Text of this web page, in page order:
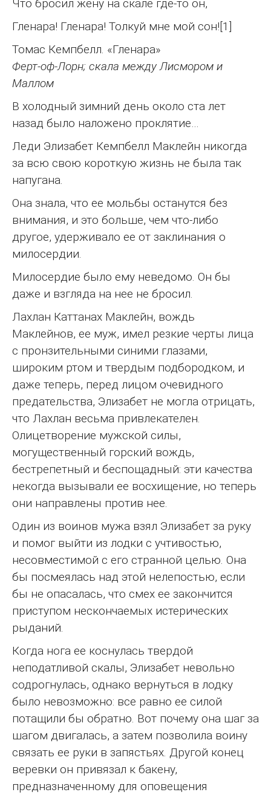
Что бросил жену на скале где-то он,
Гленара! Гленара! Толкуй мне мой сон![1]
Томас Кемпбелл. «Гленара»
Ферт-оф-Лорн; скала между Лисмором и
Маллом
В холодный зимний день около ста лет
назад было наложено проклятие…
Леди Элизабет Кемпбелл Маклейн никогда
за всю свою короткую жизнь не была так
напугана.
Она знала, что ее мольбы останутся без
внимания, и это больше, чем что-либо
другое, удерживало ее от заклинания о
милосердии.
Милосердие было ему неведомо. Он бы
даже и взгляда на нее не бросил.
Лахлан Каттанах Маклейн, вождь
Маклейнов, ее муж, имел резкие черты лица
с пронзительными синими глазами,
широким ртом и твердым подбородком, и
даже теперь, перед лицом очевидного
предательства, Элизабет не могла отрицать,
что Лахлан весьма привлекателен.
Олицетворение мужской силы,
могущественный горский вождь,
бестрепетный и беспощадный: эти качества
некогда вызывали ее восхищение, но теперь
они направлены против нее.
Один из воинов мужа взял Элизабет за руку
и помог выйти из лодки с учтивостью,
несовместимой с его странной целью. Она
бы посмеялась над этой нелепостью, если
бы не опасалась, что смех ее закончится
приступом нескончаемых истерических
рыданий.
Когда нога ее коснулась твердой
неподатливой скалы, Элизабет невольно
содрогнулась, однако вернуться в лодку
было невозможно: все равно ее силой
потащили бы обратно. Вот почему она шаг за
шагом двигалась, а затем позволила воину
связать ее руки в запястьях. Другой конец
веревки он привязал к бакену,
предназначенному для оповещения